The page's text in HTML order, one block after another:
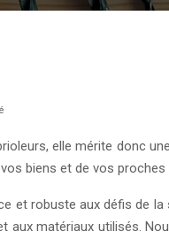
elle mérite donc
biens et de vos
et robuste aux défis de
matériaux utilisés.